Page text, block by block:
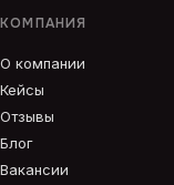
КОМПАНИЯ
О компании
Кейсы
Отзывы
Блог
Вакансии